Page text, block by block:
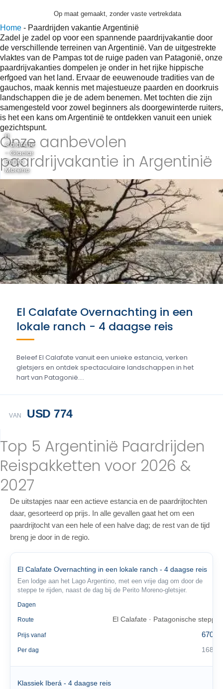
Op maat gemaakt, zonder vaste vertrekdata
Home - Paardrijden vakantie Argentinië
Zadel je zadel op voor een spannende paardrijvakantie door
de verschillende terreinen van Argentinië. Van de uitgestrekte
vlaktes van de Pampas tot de ruige paden van Patagonië, onze
paardrijvakanties dompelen je onder in het rijke hippische
erfgoed van het land. Ervaar de eeuwenoude tradities van de
gauchos, maak kennis met majestueuze paarden en doorkruis
landschappen die je de adem benemen. Met tochten die zijn
samengesteld voor zowel beginners als doorgewinterde ruiters,
is het een kans om Argentinië te ontdekken vanuit een uniek
gezichtspunt.
Onze aanbevolen
paardrijvakantie in Argentinië
El
Calafate
- Glaciar
Perito
Moreno
El Calafate Overnachting in een
lokale ranch - 4 daagse reis
Beleef El Calafate vanuit een unieke estancia, verken
gletsjers en ontdek spectaculaire landschappen in het
hart van Patagonië....
VAN USD 774
Top 5 Argentinië Paardrijden
Reispakketten voor 2026 &
2027
De uitstapjes naar een actieve estancia en de paardrijtochten
daar, gesorteerd op prijs. In alle gevallen gaat het om een
paardrijtocht van een hele of een halve dag; de rest van de tijd
breng je door in de regio.
El Calafate Overnachting in een lokale ranch - 4 daagse reis
Een lodge aan het Lago Argentino, met een vrije dag om door de
steppe te rijden, naast de dag bij de Perito Moreno-gletsjer.
Dagen
Route El Calafate · Patagonische steppe
Prijs vanaf 670 €
Per dag 168 €
Klassiek Iberá - 4 daagse reis